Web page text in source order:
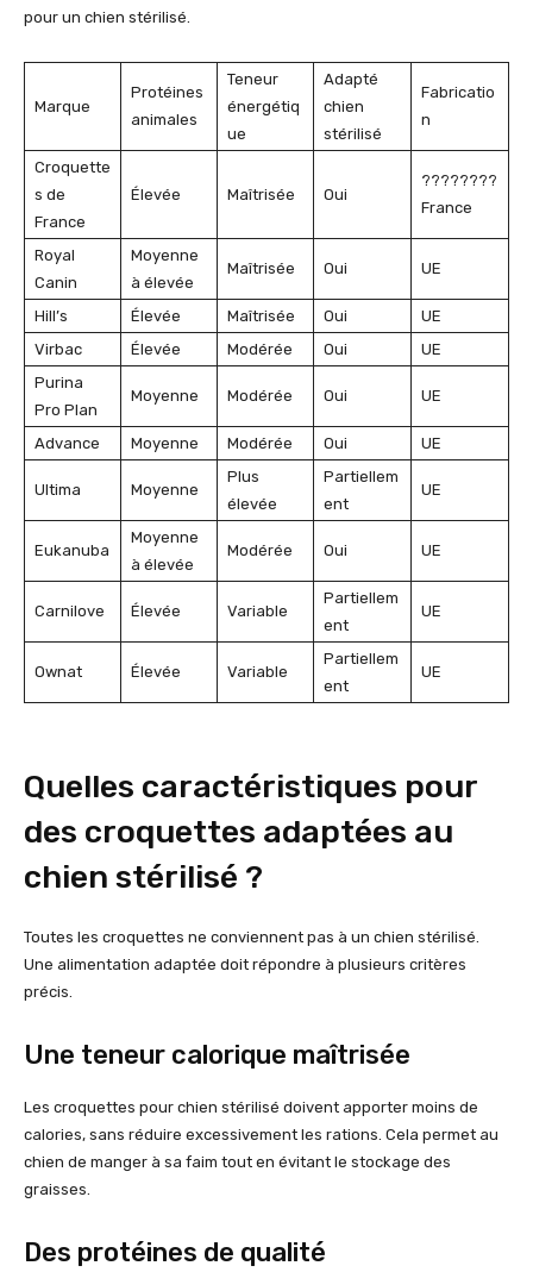
pour un chien stérilisé.
Marque
Protéines
animales
Teneur
énergétiq
ue
Adapté
chien
stérilisé
Fabricatio
n
Croquette
s de
France
Élevée Maîtrisée Oui
????????
France
Royal
Canin
Moyenne
à élevée
Maîtrisée Oui UE
Hill’s Élevée Maîtrisée Oui
UE
Virbac
Élevée Modérée Oui
UE
Purina
Pro Plan
Moyenne Modérée Oui UE
Advance Moyenne Modérée Oui UE
Ultima Moyenne
Plus
élevée
Partiellem
ent
UE
Eukanuba
Moyenne
à élevée
Modérée Oui UE
Carnilove Élevée Variable
Partiellem
ent
UE
Ownat Élevée Variable
Partiellem
ent
UE
Quelles caractéristiques pour
des croquettes adaptées au
chien stérilisé ?
Toutes les croquettes ne conviennent pas à un chien stérilisé.
Une alimentation adaptée doit répondre à plusieurs critères
précis.
Une teneur calorique maîtrisée
Les croquettes pour chien stérilisé doivent apporter moins de
calories, sans réduire excessivement les rations. Cela permet au
chien de manger à sa faim tout en évitant le stockage des
graisses.
Des protéines de qualité